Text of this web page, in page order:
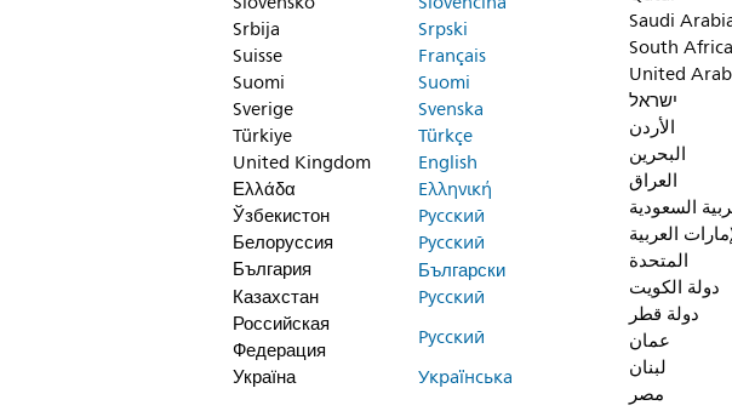
Srbija
Srpski
Suisse
Français
Suomi
Suomi
Sverige
Svenska
Türkiye
Türkçe
United Kingdom
English
Ελλάδα
Ελληνική
Ўзбекистон
Русский
Белоруссия
Русский
България
Български
Казахстан
Русский
Российская
Федерация
Русский
Україна
Українська
Saudi
South Africa
United
ישראל
الأردن
البحرين
العراق
السعودية
العربية
المتحدة
دولة الكويت
دولة قطر
عمان
لبنان
مصر